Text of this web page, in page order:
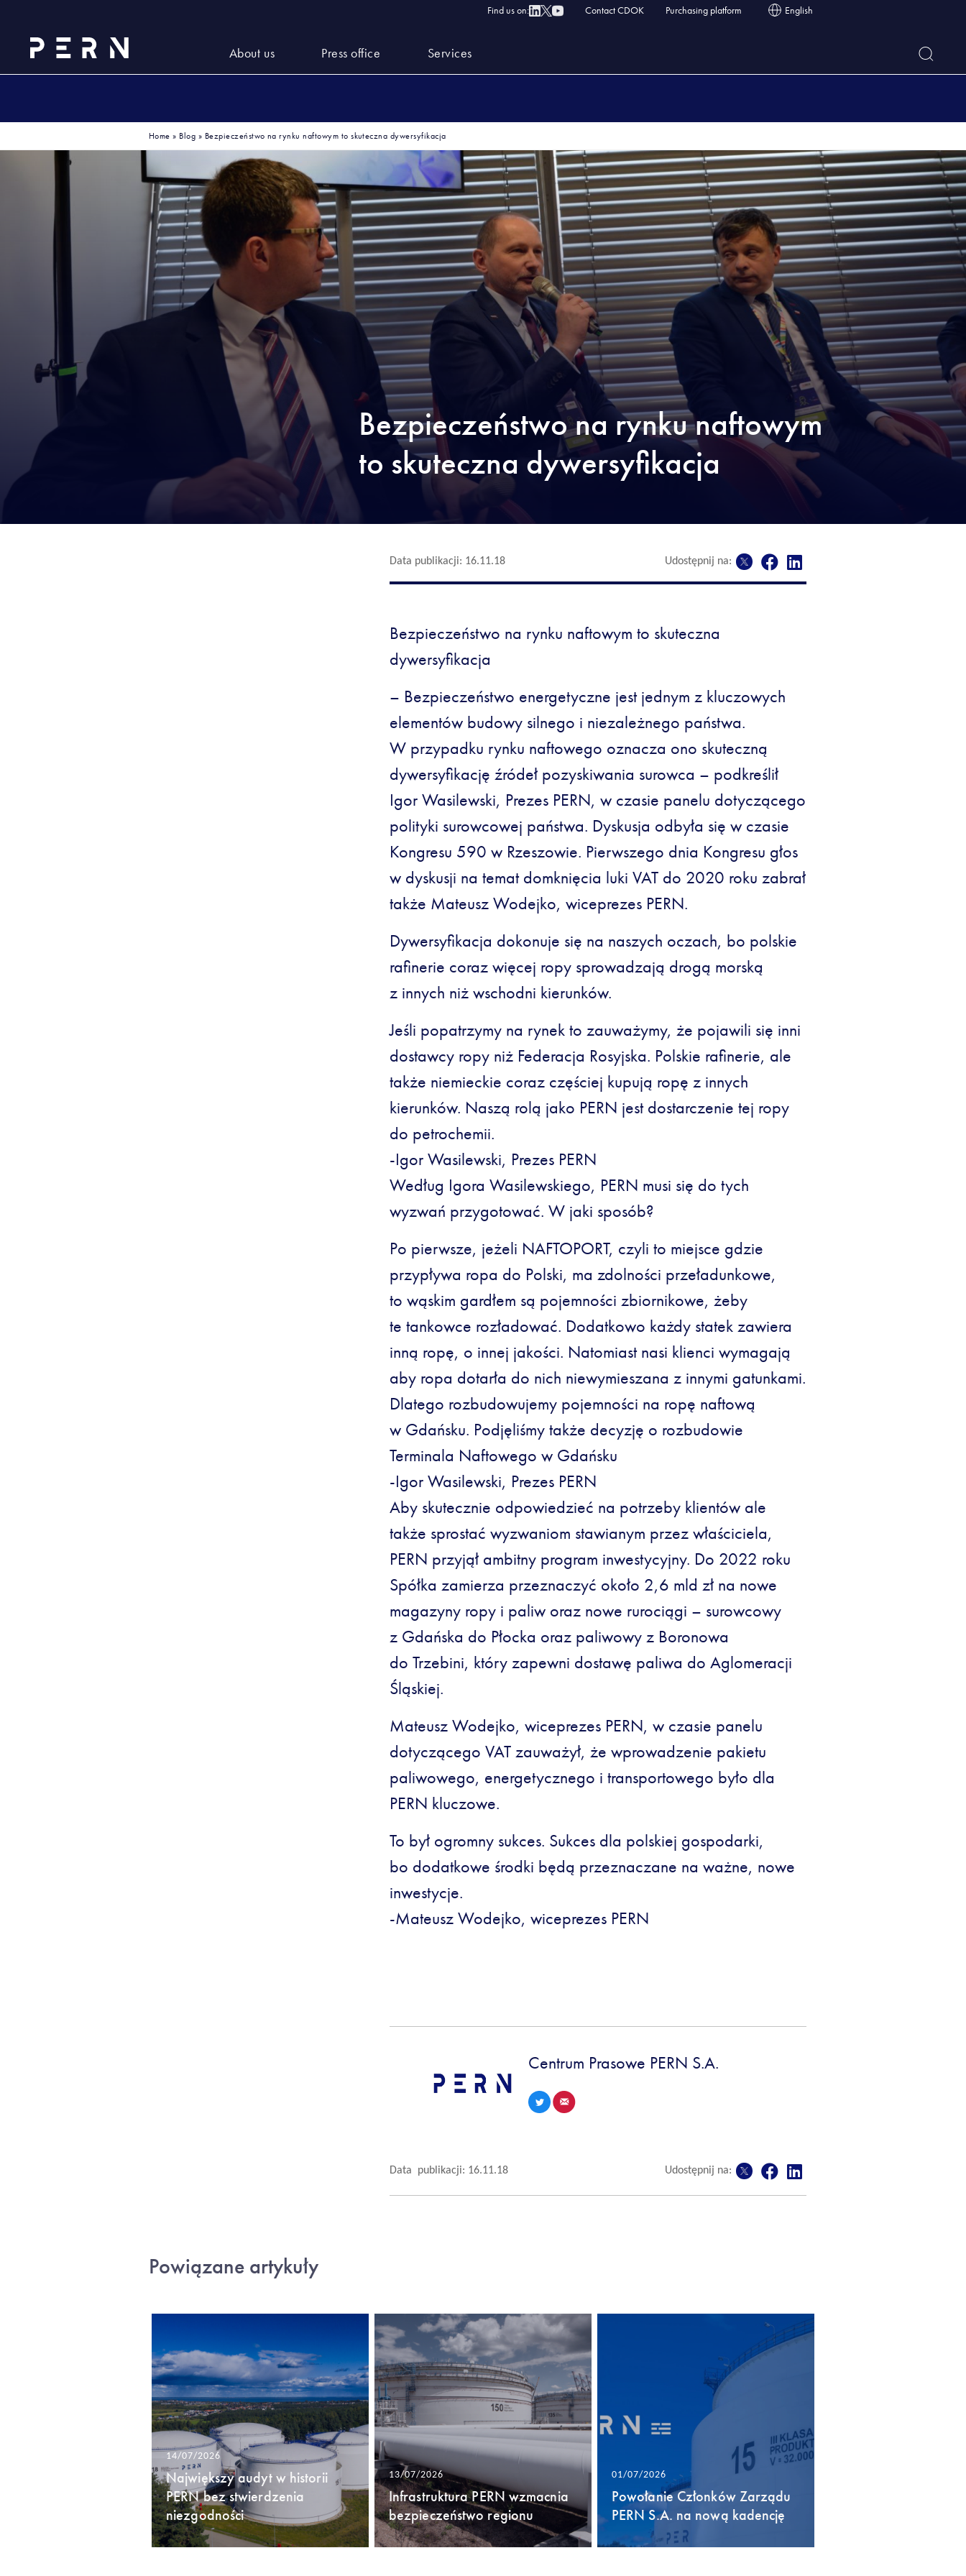
Find us on: Contact CDOK Purchasing platform English
About us Press office Services
Home » Blog » Bezpieczeństwo na rynku naftowym to skuteczna dywersyfikacja
Bezpieczeństwo na rynku naftowym
to skuteczna dywersyfikacja
Data publikacji: 16.11.18 Udostępnij na:
Bezpieczeństwo na rynku naftowym to skuteczna
dywersyfikacja
– Bezpieczeństwo energetyczne jest jednym z kluczowych
elementów budowy silnego i niezależnego państwa.
W przypadku rynku naftowego oznacza ono skuteczną
dywersyfikację źródeł pozyskiwania surowca – podkreślił
Igor Wasilewski, Prezes PERN, w czasie panelu dotyczącego
polityki surowcowej państwa. Dyskusja odbyła się w czasie
Kongresu 590 w Rzeszowie. Pierwszego dnia Kongresu głos
w dyskusji na temat domknięcia luki VAT do 2020 roku zabrał
także Mateusz Wodejko, wiceprezes PERN.
Dywersyfikacja dokonuje się na naszych oczach, bo polskie
rafinerie coraz więcej ropy sprowadzają drogą morską
z innych niż wschodni kierunków.
Jeśli popatrzymy na rynek to zauważymy, że pojawili się inni
dostawcy ropy niż Federacja Rosyjska. Polskie rafinerie, ale
także niemieckie coraz częściej kupują ropę z innych
kierunków. Naszą rolą jako PERN jest dostarczenie tej ropy
do petrochemii.
-Igor Wasilewski, Prezes PERN
Według Igora Wasilewskiego, PERN musi się do tych
wyzwań przygotować. W jaki sposób?
Po pierwsze, jeżeli NAFTOPORT, czyli to miejsce gdzie
przypływa ropa do Polski, ma zdolności przeładunkowe,
to wąskim gardłem są pojemności zbiornikowe, żeby
te tankowce rozładować. Dodatkowo każdy statek zawiera
inną ropę, o innej jakości. Natomiast nasi klienci wymagają
aby ropa dotarła do nich niewymieszana z innymi gatunkami.
Dlatego rozbudowujemy pojemności na ropę naftową
w Gdańsku. Podjęliśmy także decyzję o rozbudowie
Terminala Naftowego w Gdańsku
-Igor Wasilewski, Prezes PERN
Aby skutecznie odpowiedzieć na potrzeby klientów ale
także sprostać wyzwaniom stawianym przez właściciela,
PERN przyjął ambitny program inwestycyjny. Do 2022 roku
Spółka zamierza przeznaczyć około 2,6 mld zł na nowe
magazyny ropy i paliw oraz nowe rurociągi – surowcowy
z Gdańska do Płocka oraz paliwowy z Boronowa
do Trzebini, który zapewni dostawę paliwa do Aglomeracji
Śląskiej.
Mateusz Wodejko, wiceprezes PERN, w czasie panelu
dotyczącego VAT zauważył, że wprowadzenie pakietu
paliwowego, energetycznego i transportowego było dla
PERN kluczowe.
To był ogromny sukces. Sukces dla polskiej gospodarki,
bo dodatkowe środki będą przeznaczane na ważne, nowe
inwestycje.
-Mateusz Wodejko, wiceprezes PERN
Centrum Prasowe PERN S.A.
Data publikacji: 16.11.18 Udostępnij na:
Powiązane artykuły
14/07/2026
Największy audyt w historii
PERN bez stwierdzenia
niezgodności
13/07/2026
Infrastruktura PERN wzmacnia
bezpieczeństwo regionu
01/07/2026
Powołanie Członków Zarządu
PERN S.A. na nową kadencję